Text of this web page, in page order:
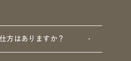
方はありますか？